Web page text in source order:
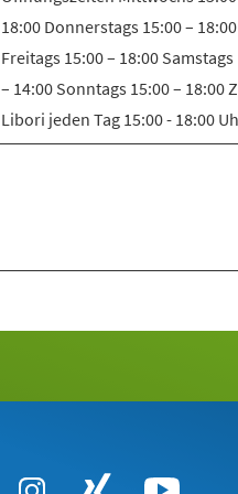
18:00 Donnerstags 15:00 – 18:00
Freitags 15:00 – 18:00 Samstags
– 14:00 Sonntags 15:00 – 18:00
Libori jeden Tag 15:00 - 18:00